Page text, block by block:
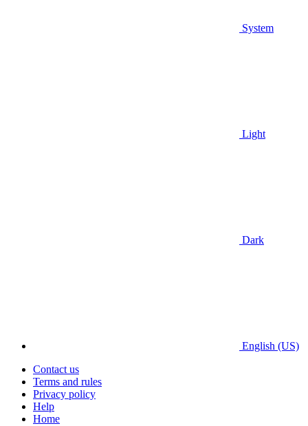
System
Light
Dark
English (US)
Contact us
Terms and rules
Privacy policy
Help
Home